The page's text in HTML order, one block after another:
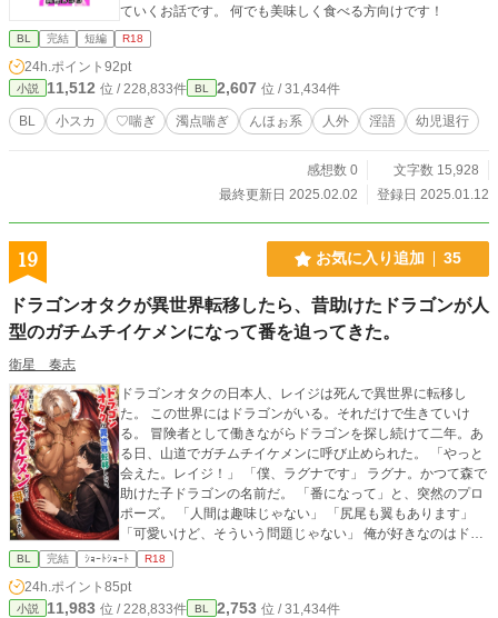
ていくお話です。 何でも美味しく食べる方向けです！
BL 完結 短編 R18
24h.ポイント 92pt
小説 11,512 位 / 228,833件 BL 2,607 位 / 31,434件
BL 小スカ ♡喘ぎ 濁点喘ぎ んほぉ系 人外 淫語 幼児退行
感想数 0
文字数 15,928
最終更新日 2025.02.02
登録日 2025.01.12
19 お気に入り追加 35
ドラゴンオタクが異世界転移したら、昔助けたドラゴンが人
型のガチムチイケメンになって番を迫ってきた。
衛星 奏志
ドラゴンオタクの日本人、レイジは死んで異世界に転移し
た。 この世界にはドラゴンがいる。それだけで生きていけ
る。 冒険者として働きながらドラゴンを探し続けて二年。あ
る日、山道でガチムチイケメンに呼び止められた。 「やっと
会えた。レイジ！」 「僕、ラグナです」 ラグナ。かつて森で
助けた子ドラゴンの名前だ。 「番になって」と、突然のプロ
ポーズ。 「人間は趣味じゃない」 「尻尾も翼もあります」
「可愛いけど、そういう問題じゃない」 俺が好きなのはドラ
ゴンであって人間じゃない。 でも、どうやら逆鱗に触れた責
任を取らなければならないらしい。 ドラゴンオタクの業が深
すぎた。
BL 完結 ｼｮｰﾄｼｮｰﾄ R18
24h.ポイント 85pt
小説 11,983 位 / 228,833件 BL 2,753 位 / 31,434件